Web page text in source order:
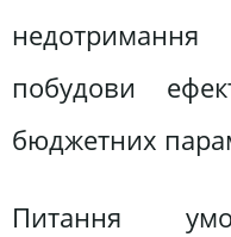
побудови
бюджетних
Питання